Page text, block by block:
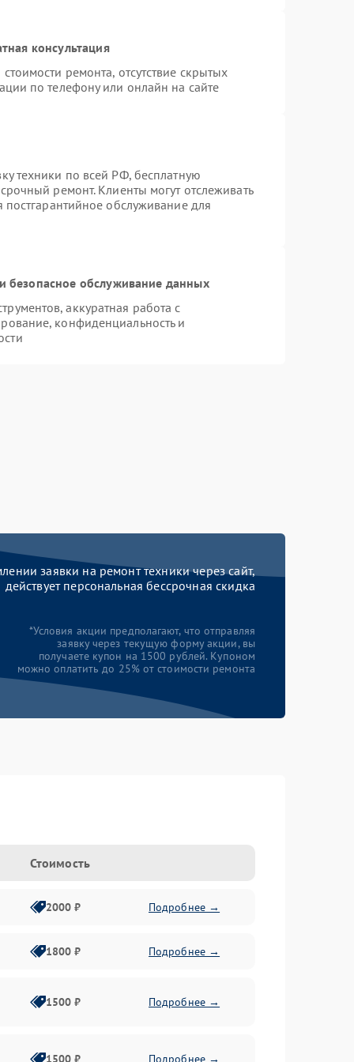
консультация
ремонта, отсутствие скрытых
по телефону или онлайн на сайте
техники по всей РФ, бесплатную
ремонт. Клиенты могут отслеживать
постгарантийное обслуживание для
обслуживание данных
аккуратная работа с
конфиденциальность и
заявки на ремонт техники через сайт,
действует персональная бессрочная скидка
*Условия акции предполагают, что отправляя
заявку через текущую форму акции, вы
получаете купон на 1500 рублей. Купоном
можно оплатить до 25% от стоимости ремонта
Стоимость
2000 ₽ Подробнее →
1800 ₽ Подробнее →
1500 ₽ Подробнее →
1500 ₽ Подробнее →